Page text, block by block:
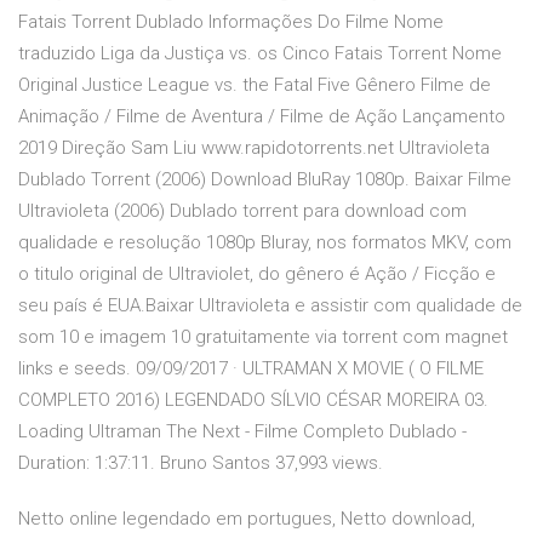
Fatais Torrent Dublado Informações Do Filme Nome
traduzido Liga da Justiça vs. os Cinco Fatais Torrent Nome
Original Justice League vs. the Fatal Five Gênero Filme de
Animação / Filme de Aventura / Filme de Ação Lançamento
2019 Direção Sam Liu www.rapidotorrents.net Ultravioleta
Dublado Torrent (2006) Download BluRay 1080p. Baixar Filme
Ultravioleta (2006) Dublado torrent para download com
qualidade e resolução 1080p Bluray, nos formatos MKV, com
o titulo original de Ultraviolet, do gênero é Ação / Ficção e
seu país é EUA.Baixar Ultravioleta e assistir com qualidade de
som 10 e imagem 10 gratuitamente via torrent com magnet
links e seeds. 09/09/2017 · ULTRAMAN X MOVIE ( O FILME
COMPLETO 2016) LEGENDADO SÍLVIO CÉSAR MOREIRA 03.
Loading Ultraman The Next - Filme Completo Dublado -
Duration: 1:37:11. Bruno Santos 37,993 views.
Netto online legendado em portugues, Netto download,